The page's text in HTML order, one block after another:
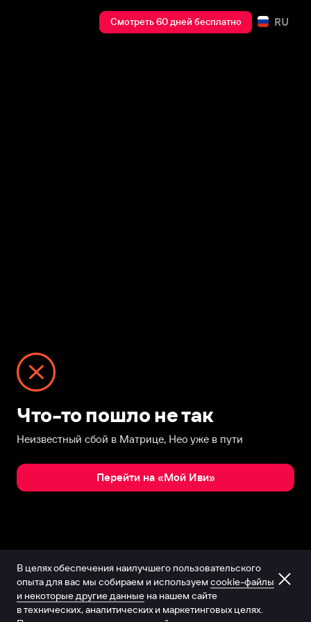
Смотреть 60 дней бесплатно RU
Что-то пошло не так
Неизвестный сбой в Матрице, Нео уже в пути
Перейти на «Мой Иви»
В целях обеспечения наилучшего пользовательского
опыта для вас мы собираем и используем cookie-файлы
и некоторые другие данные на нашем сайте
в технических, аналитических и маркетинговых целях.